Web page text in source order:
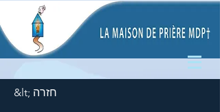
&lt; חזרה